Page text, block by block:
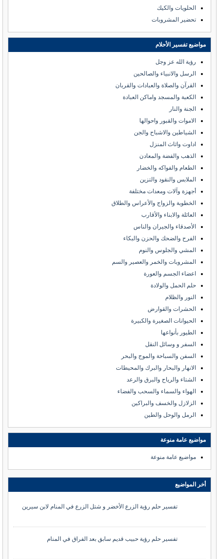
الحلويات والكيك
تحضير المشروبات
مواضيع تفسير الأحلام
رؤية الله عز وجل
الرسل والانبياء والصالحين
القرآن والصلاة والعبادات والقربان
الكعبة والمسجد واماكن العبادة
الجنة والنار
الاموات والقبور واحوالها
الشياطين والاشباح والجن
اداوت واثاث المنزل
الذهب والفضة والمعادن
الطعام والفواكه والخضار
الملابس والنقود والتزين
أجهزة وآلات ومعدات مختلفة
الخطوبة والزواج والأعراس والطلاق
العائلة والابناء والأقارب
الأصدقاء والجيران والناس
الفرح والضحك والحزن والبكاء
المشي والجلوس والنوم
المشروبات والخمر والعصير والسم
اعضاء الجسم والعورة
حلم الحمل والولادة
النور والظلام
الحشرات والقوارض
الحيوانات الصغيرة والكبيرة
الطيور بأنواعها
السفر و وسائل النقل
السفن والسباحة والموج والبحر
الانهار والبحار والبرك والمحيطات
الشتاء والرياح والبرق والرعد
الهواء والسماء والسحب والفضاء
الزلازل والخسف والبراكين
الرمل والوحل والطين
مواضيع عامة منوعة
مواضيع عامة منوعة
أخر المواضيع
تفسير حلم رؤية الزرع الأخضر و شتل الزرع في المنام لابن سيرين
تفسير حلم رؤية حبيب قديم سابق بعد الفراق في المنام